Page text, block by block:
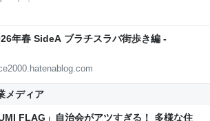
| 文春オンライン
年春 SideA ブラチスラバ街歩き編 -
メディア
FLAG」自治会がアツすぎる！ 多様な住